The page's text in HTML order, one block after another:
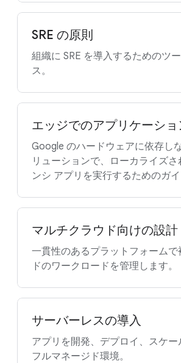
SRE の原則
組織に SRE を導入するためのツ
ス。
エッジでのアプリケーシ
Google のハードウェアに依存し
リューションで、ローカライズ
ンシ アプリを実行するためのガイ
マルチクラウド向けの設計
一貫性のあるプラットフォームで
ドのワークロードを管理します。
サーバーレスの導入
アプリを開発、デプロイ、スケ
フルマネージド環境。